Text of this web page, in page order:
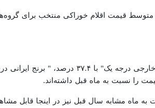
۱۴۰۴ تغییرات متوسط قیمت اقلام خوراکی منتخب
را نسبت به ماه قبل داشته‌اند.
ماه مشابه سال قبل نیز در اینجا قابل